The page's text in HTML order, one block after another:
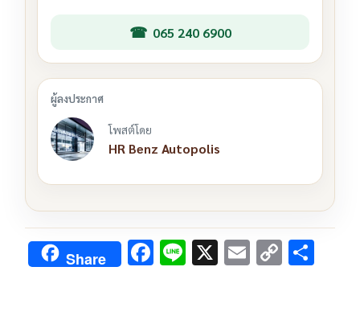
065 240 6900
โพสต์โดย
HR Benz Autopolis
Share F Li X E C